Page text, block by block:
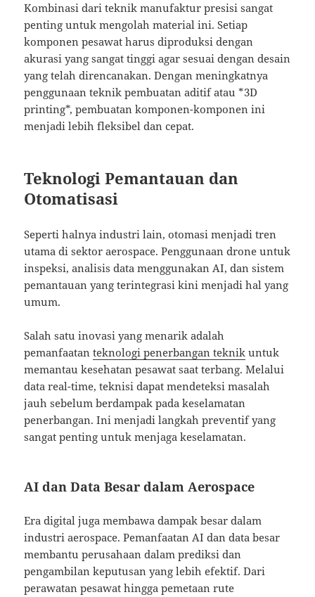
Kombinasi dari teknik manufaktur presisi sangat
penting untuk mengolah material ini. Setiap
komponen pesawat harus diproduksi dengan
akurasi yang sangat tinggi agar sesuai dengan desain
yang telah direncanakan. Dengan meningkatnya
penggunaan teknik pembuatan aditif atau *3D
printing*, pembuatan komponen-komponen ini
menjadi lebih fleksibel dan cepat.
Teknologi Pemantauan dan
Otomatisasi
Seperti halnya industri lain, otomasi menjadi tren
utama di sektor aerospace. Penggunaan drone untuk
inspeksi, analisis data menggunakan AI, dan sistem
pemantauan yang terintegrasi kini menjadi hal yang
umum.
Salah satu inovasi yang menarik adalah
pemanfaatanteknologi penerbangan teknik untuk
memantau kesehatan pesawat saat terbang. Melalui
data real-time, teknisi dapat mendeteksi masalah
jauh sebelum berdampak pada keselamatan
penerbangan. Ini menjadi langkah preventif yang
sangat penting untuk menjaga keselamatan.
AI dan Data Besar dalam Aerospace
Era digital juga membawa dampak besar dalam
industri aerospace. Pemanfaatan AI dan data besar
membantu perusahaan dalam prediksi dan
pengambilan keputusan yang lebih efektif. Dari
perawatan pesawat hingga pemetaan rute